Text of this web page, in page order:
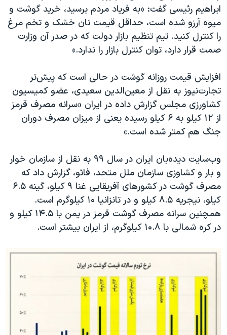
ابراهیم رئیسی گفت: «به فریاد مردم برسید، خرید گوشت و
میوه آرزو شده است، حداقل قیمت نان خشک و تخم مرغ
را کنترل کنید. تیم تنظیم بازار دولت که در صدر آن وزارت
صمت قرار دارد، توان کنترل بازار را ندارد.»
افزایش قیمت روزانه گوشت در حالی است که پیش‌تر
تجارت‌نیوز به نقل از معین‌الدین سعیدی، عضو کمیسیون
کشاورزی مجلس گزارش داده در ایران «سرانه مصرف قرمز
از ۱۲ کیلو به ۶ کیلو رسیده یعنی از میزان مصرف دوران
جنگ هم کمتر شده است.»
وب‌سایت دیده‌بان ایران در سال ۹۹ به نقل از سازمان خوار
و بار و کشاوزی سازمان ملل متحد، فائو، گزارش داد که
مصرف گوشت در کشورهای آفریقایی غنا ۹ کیلو، گینه ۶.۵
کیلو، نیجریه ۸.۵ کیلو و در تانزانیا ۱۰ کیلوگرم است.
همچنین سرانه مصرف گوشت قرمز در یمن با ۱۴.۵ کیلو و
در کره شمالی با ۱۰.۸ کیلوگرم، از ایران بیشتر است.